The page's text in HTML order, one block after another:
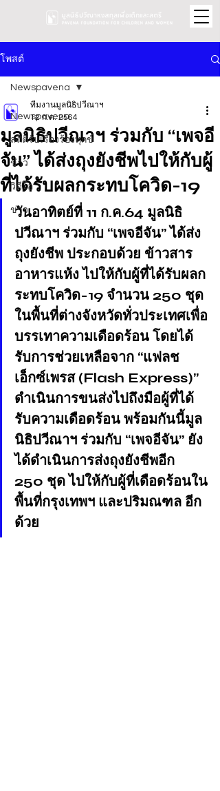
โพสต์
Newspavena
สถิติรับเรื่องร้องทุกข์
ข่าว
วิดีโอ
ข่าว
Newspavena
มูลนิธิปวีณาฯ ร่วมกับ “เพจอี
จัน” ได้ส่งถุงยังชีพไปให้กับผู้
ที่ได้รับผลกระทบโควิด-19
ทีมงานมูลนิธิปวีณาฯ
12 ก.ค. 2564
วันอาทิตย์ที่ 11 ก.ค.64 มูลนิธิ
ปวีณาฯ ร่วมกับ “เพจอีจัน” ได้ส่ง
ถุงยังชีพ ประกอบด้วย ข้าวสาร
อาหารแห้ง ไปให้กับผู้ที่ได้รับผลก
ระทบโควิด-19 จำนวน 250 ชุด
ในพื้นที่ต่างจังหวัดทั่วประเทศเพื่อ
บรรเทาความเดือดร้อน โดยได้
รับการช่วยเหลือจาก “แฟลช
เอ็กซ์เพรส (Flash Express)”
ดำเนินการขนส่งไปถึงมือผู้ที่ได้
รับความเดือดร้อน พร้อมกันนี้มูล
นิธิปวีณาฯ ร่วมกับ “เพจอีจัน” ยัง
ได้ดำเนินการส่งถุงยังชีพอีก
250 ชุด ไปให้กับผู้ที่เดือดร้อนใน
พื้นที่กรุงเทพฯ และปริมณฑล อีก
ด้วย